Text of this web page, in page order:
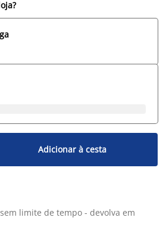
Adicionar à cesta
limite de tempo - devolva em